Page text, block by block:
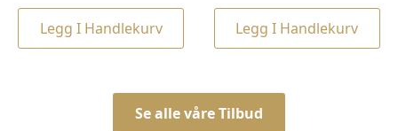
Legg I Handlekurv
var:
kr 12.100,00.
er:
kr 9.990,00.
Legg I Handlekurv
Se alle våre Tilbud